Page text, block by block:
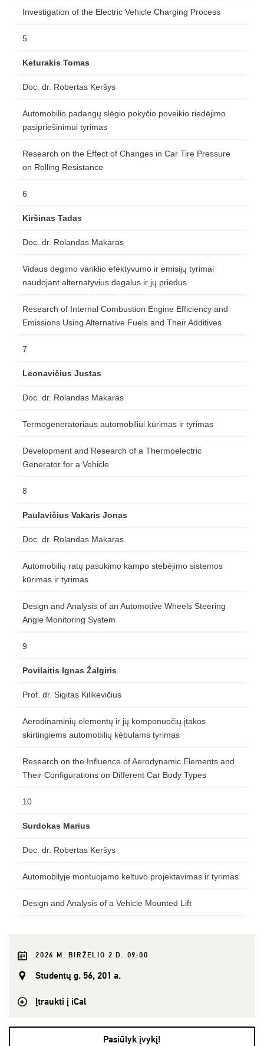
Investigation of the Electric Vehicle Charging Process
5
Keturakis Tomas
Doc. dr. Robertas Keršys
Automobilio padangų slėgio pokyčio poveikio riedėjimo
pasipriešinimui tyrimas
Research on the Effect of Changes in Car Tire Pressure
on Rolling Resistance
6
Kiršinas Tadas
Doc. dr. Rolandas Makaras
Vidaus degimo variklio efektyvumo ir emisijų tyrimai
naudojant alternatyvius degalus ir jų priedus
Research of Internal Combustion Engine Efficiency and
Emissions Using Alternative Fuels and Their Additives
7
Leonavičius Justas
Doc. dr. Rolandas Makaras
Termogeneratoriaus automobiliui kūrimas ir tyrimas
Development and Research of a Thermoelectric
Generator for a Vehicle
8
Paulavičius Vakaris Jonas
Doc. dr. Rolandas Makaras
Automobilių ratų pasukimo kampo stebėjimo sistemos
kūrimas ir tyrimas
Design and Analysis of an Automotive Wheels Steering
Angle Monitoring System
9
Povilaitis Ignas Žalgiris
Prof. dr. Sigitas Kilikevičius
Aerodinaminių elementų ir jų komponuočių įtakos
skirtingiems automobilių kėbulams tyrimas
Research on the Influence of Aerodynamic Elements and
Their Configurations on Different Car Body Types
10
Surdokas Marius
Doc. dr. Robertas Keršys
Automobilyje montuojamo keltuvo projektavimas ir tyrimas
Design and Analysis of a Vehicle Mounted Lift
2026 M. BIRŽELIO 2 D. 09:00
Studentų g. 56, 201 a.
Įtraukti į iCal
Pasiūlyk įvykį!